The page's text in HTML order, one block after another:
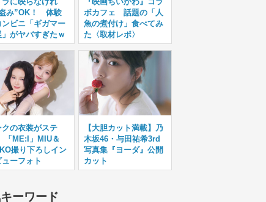
ラに映らなけれ
み”OK！ 体験
ンビニ「ギガマー
」がヤバすぎたｗ
『映画ちいかわ』コラ
ボカフェ 話題の「人
魚の煮付け」食べてみ
た〈取材レポ〉
クの衣装がステ
「ME:I」MIU＆
撮り下ろしイン
ューフォト
【大胆カット満載】乃
木坂46・与田祐希3rd
写真集『ヨーダ』公開
カット
ーワード